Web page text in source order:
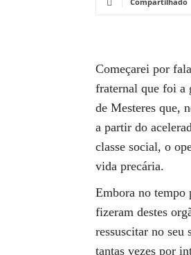
Começarei por
fraternal que foi a
de Mesteres que,
a partir do
classe social, o
vida precária.
Embora no tempo
fizeram destes
ressuscitar no seu
tantas vezes por